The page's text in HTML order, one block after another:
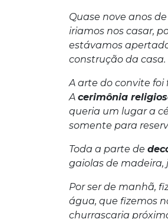
Quase nove anos
iriamos nos casar,
estávamos
construção da casa.
A arte do convite
A cerimônia
queria um lugar a
somente para
Toda a parte de
gaiolas de madeira,
Por ser de manhã,
água, que fizemos
churrascaria